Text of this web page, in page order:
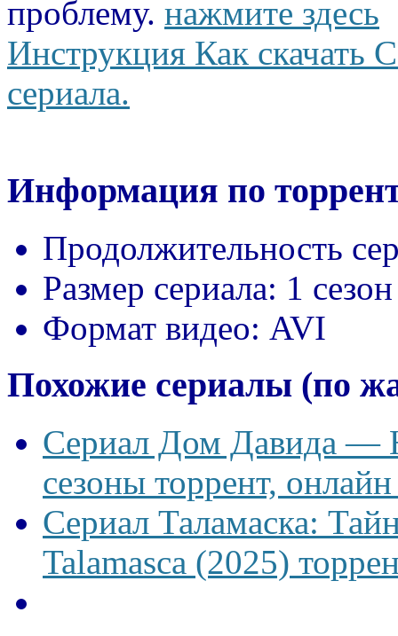
проблему. нажмите здесь
Инструкция Как скачать
сериала.
Информация по
Продолжительность
Размер сериала: 1
Формат видео: AVI
Похожие сериалы (по
Сериал Дом Давида —
сезоны торрент,
Сериал Таламаска:
Talamasca (2025)